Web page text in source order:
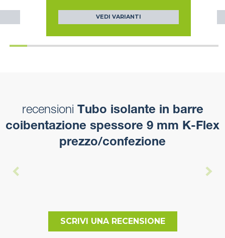
VEDI VARIANTI
recensioni Tubo isolante in barre
coibentazione spessore 9 mm K-Flex
prezzo/confezione
SCRIVI UNA RECENSIONE